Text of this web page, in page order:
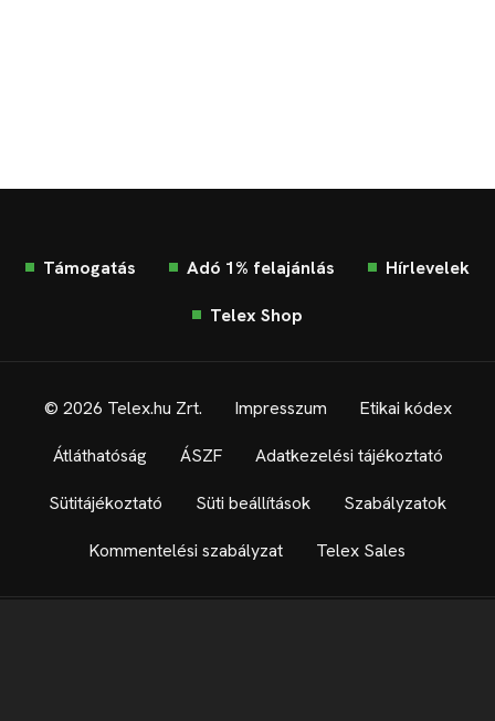
Támogatás Adó 1% felajánlás Hírlevelek
Telex Shop
© 2026 Telex.hu Zrt. Impresszum Etikai kódex
Átláthatóság ÁSZF Adatkezelési tájékoztató
Sütitájékoztató Süti beállítások Szabályzatok
Kommentelési szabályzat Telex Sales